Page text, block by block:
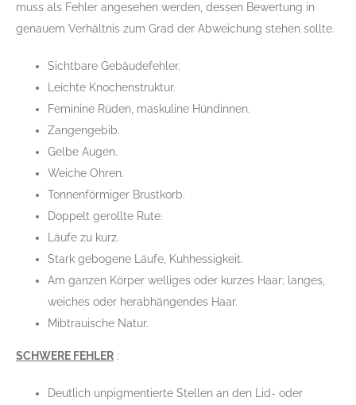
muss als Fehler angesehen werden, dessen Bewertung in
genauem Verhältnis zum Grad der Abweichung stehen sollte.
Sichtbare Gebäudefehler.
Leichte Knochenstruktur.
Feminine Rüden, maskuline Hündinnen.
Zangengebib.
Gelbe Augen.
Weiche Ohren.
Tonnenförmiger Brustkorb.
Doppelt gerollte Rute.
Läufe zu kurz.
Stark gebogene Läufe, Kuhhessigkeit.
Am ganzen Körper welliges oder kurzes Haar; langes,
weiches oder herabhängendes Haar.
Mibtrauische Natur.
SCHWERE FEHLER :
Deutlich unpigmentierte Stellen an den Lid- oder